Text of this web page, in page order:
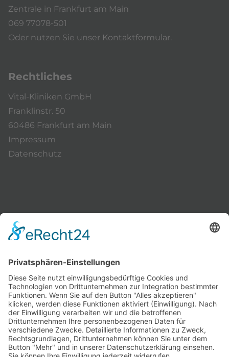
Zentrale in Frankfurt am Main
069 77078-501
Oder nutzen Sie unser Kontaktformular.
Rechtliches
Vital-Kliniken GmbH
Franklinstr. 50
60486 Frankfurt am Main
Impressum
Datenschutz